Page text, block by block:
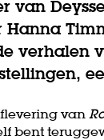
van
verhalen
van
bent